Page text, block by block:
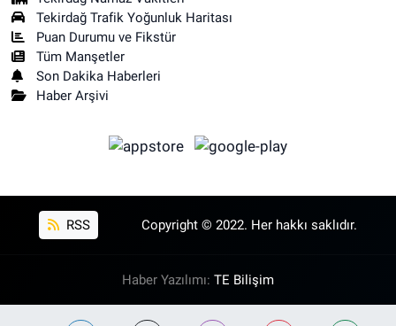
Tekirdağ Trafik Yoğunluk Haritası
Puan Durumu ve Fikstür
Tüm Manşetler
Son Dakika Haberleri
Haber Arşivi
RSS Copyright © 2022. Her hakkı saklıdır.
Haber Yazılımı: TE Bilişim